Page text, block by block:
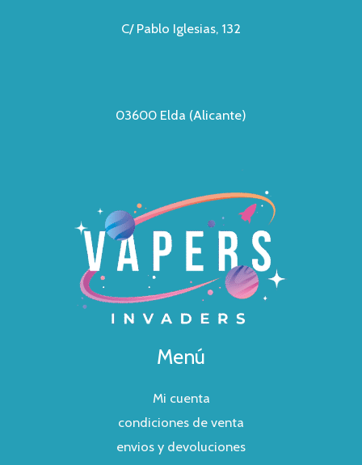
C/ Pablo Iglesias, 132
03600 Elda (Alicante)
Menú
Mi cuenta
condiciones de venta
envios y devoluciones